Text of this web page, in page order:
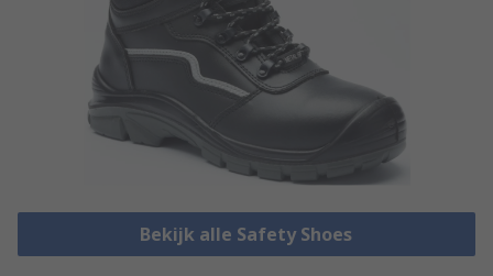
Bekijk alle Safety Shoes